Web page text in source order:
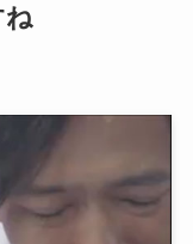
ね